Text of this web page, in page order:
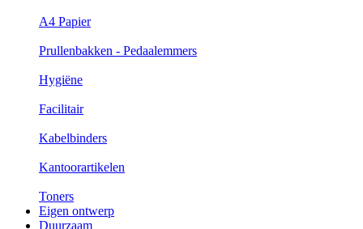
A4 Papier
Prullenbakken - Pedaalemmers
Hygiëne
Facilitair
Kabelbinders
Kantoorartikelen
Toners
Eigen ontwerp
Duurzaam